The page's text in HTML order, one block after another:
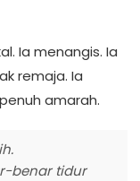
Ia menangis. Ia
remaja. Ia
amarah.
benar tidur